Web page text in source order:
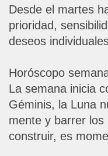
Desde el martes
prioridad,
deseos
Horóscopo
La semana inicia
Géminis, la Luna
mente y barrer
construir, es